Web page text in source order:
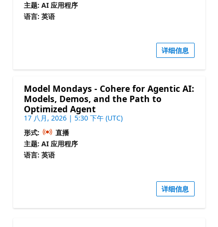
主题: AI 应用程序
语言: 英语
详细信息
Model Mondays - Cohere for Agentic AI:
Models, Demos, and the Path to
Optimized Agent
17 八月, 2026 | 5:30 下午 (UTC)
形式:
直播
主题: AI 应用程序
语言: 英语
详细信息